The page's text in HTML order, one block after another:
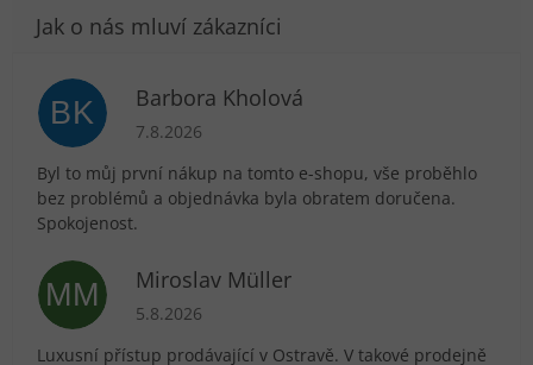
BK Barbora Kholová
Hodnocení obchodu je 5 z 5 hvězdiček.
7.8.2026
Byl to můj první nákup na tomto e-shopu, vše proběhlo
bez problémů a objednávka byla obratem doručena.
Spokojenost.
MM Miroslav Müller
Hodnocení obchodu je 5 z 5 hvězdiček.
5.8.2026
Luxusní přístup prodávající v Ostravě. V takové prodejně